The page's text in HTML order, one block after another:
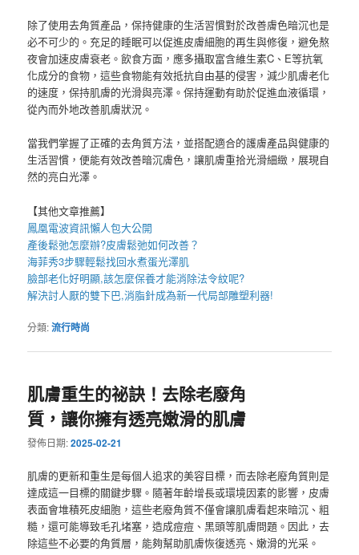
除了使用去角質產品，保持健康的生活習慣對於改善膚色暗沉也是
必不可少的。充足的睡眠可以促進皮膚細胞的再生與修復，避免熬
夜會加速皮膚衰老。飲食方面，應多攝取富含維生素C、E等抗氧
化成分的食物，這些食物能有效抵抗自由基的侵害，減少肌膚老化
的速度，保持肌膚的光滑與亮澤。保持運動有助於促進血液循環，
從內而外地改善肌膚狀況。
當我們掌握了正確的去角質方法，並搭配適合的護膚產品與健康的
生活習慣，便能有效改善暗沉膚色，讓肌膚重拾光滑細緻，展現自
然的亮白光澤。
【其他文章推薦】
鳳凰電波資訊懶人包大公開
產後鬆弛怎麼辦?皮膚鬆弛如何改善？
海菲秀3步驟輕鬆找回水煮蛋光澤肌
臉部老化好明顯,該怎麼保養才能消除法令紋呢?
解決討人厭的雙下巴,消脂針成為新一代局部雕塑利器!
分類:流行時尚
肌膚重生的祕訣！去除老廢角
質，讓你擁有透亮嫩滑的肌膚
發佈日期:2025-02-21
肌膚的更新和重生是每個人追求的美容目標，而去除老廢角質則是
達成這一目標的關鍵步驟。隨著年齡增長或環境因素的影響，皮膚
表面會堆積死皮細胞，這些老廢角質不僅會讓肌膚看起來暗沉、粗
糙，還可能導致毛孔堵塞，造成痘痘、黑頭等肌膚問題。因此，去
除這些不必要的角質層，能夠幫助肌膚恢復透亮、嫩滑的光采。